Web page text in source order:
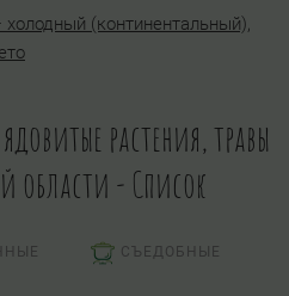
холодный (континентальный),
растения, травы
области - Список
СЪЕДОБНЫЕ